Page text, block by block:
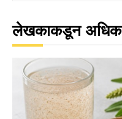
लेखकाकडून अधिक